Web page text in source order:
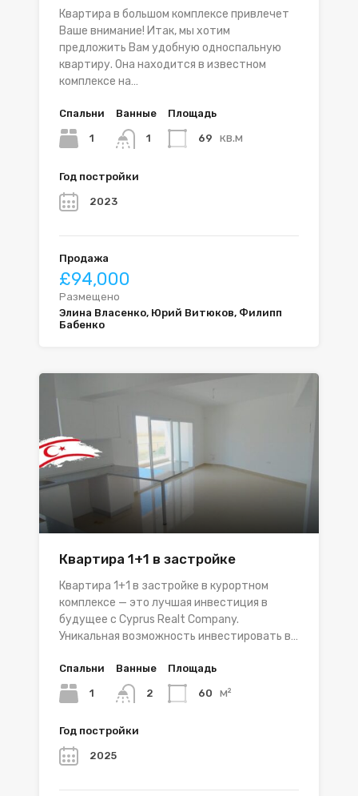
Квартира в большом комплексе привлечет
Ваше внимание! Итак, мы хотим
предложить Вам удобную односпальную
квартиру. Она находится в известном
комплексе на…
Спальни
1
Ванные
1
Площадь
69 кв.м
Год постройки
2023
Продажа
£94,000
Размещено
Элина Власенко, Юрий Витюков, Филипп
Бабенко
Квартира 1+1 в застройке
Квартира 1+1 в застройке в курортном
комплексе — это лучшая инвестиция в
будущее с Cyprus Realt Company.
Уникальная возможность инвестировать в…
Спальни
1
Ванные
2
Площадь
60 м²
Год постройки
2025